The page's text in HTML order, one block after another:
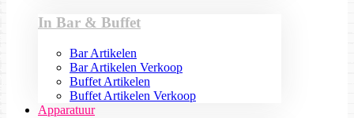
In Bar & Buffet
Bar Artikelen
Bar Artikelen Verkoop
Buffet Artikelen
Buffet Artikelen Verkoop
Apparatuur